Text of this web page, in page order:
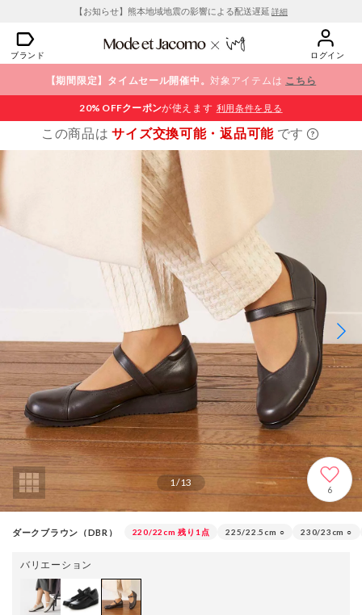
【お知らせ】熊本地域地震の影響による配送遅延 詳細
ブランド ログイン
【期間限定】タイムセール開催中。対象アイテムは こちら
20% OFFクーポンが使えます 利用条件を見る
この商品はサイズ交換可能・返品可能 です
1/13
6
ダークブラウン（DBR） 220/22cm 残り1点 225/22.5cm ○ 230/23cm ○
バリエーション